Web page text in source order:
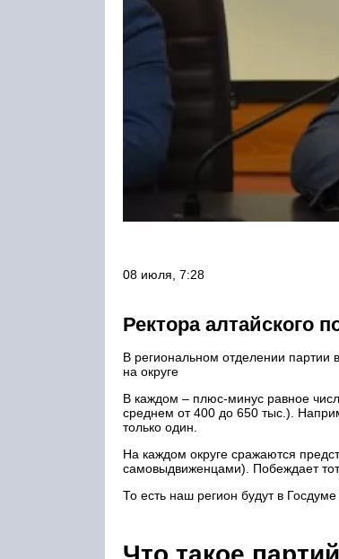
08 июля, 7:28
Ректора алтайского
В региональном отделении партии
на округе
В каждом – плюс-минус равное
среднем от 400 до 650 тыс.).
только один.
На каждом округе сражаются
самовыдвиженцами). Побеждает
То есть наш регион будут в